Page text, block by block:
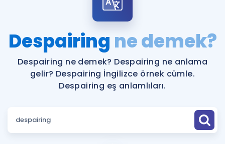
Şifremi Hatırlamıyorum
ÜYE DEĞİLİM
Remzi Hoca ile seni sınava hazırlayacak onlarca eğitim seni
bekliyor!
Katılımcı Görüşleri
Faydalı Araçlar
Sözlük
Hakkımızda
Despairing ne demek?
Despairing ne demek? Despairing ne anlama
gelir? Despairing İngilizce örnek cümle.
Despairing eş anlamlıları.